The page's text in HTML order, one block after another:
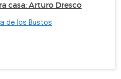
casa: Arturo Dresco
de los Bustos